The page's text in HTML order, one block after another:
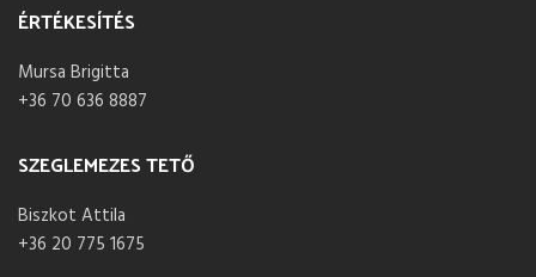
ÉRTÉKESÍTÉS
Mursa Brigitta
+36 70 636 8887
SZEGLEMEZES TETŐ
Biszkot Attila
+36 20 775 1675